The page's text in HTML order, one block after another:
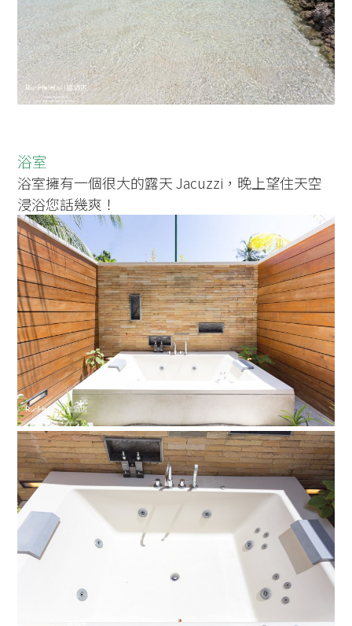
浴室
浴室擁有一個很大的露天Jacuzzi，晚上望住天空
浸浴您話幾爽！